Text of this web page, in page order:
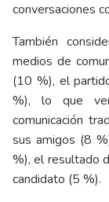
conversaciones
También
medios de
(10 %), el
%), lo que
comunicación
sus amigos (8
%), el resultado
candidato (5 %).